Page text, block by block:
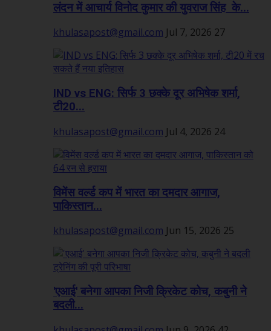
लंदन में आचार्य विनोद कुमार की युवराज सिंह के...
khulasapost@gmail.com Jul 7, 2026 27
IND vs ENG: सिर्फ 3 छक्के दूर अभिषेक शर्मा,
टी20...
khulasapost@gmail.com Jul 4, 2026 24
विमेंस वर्ल्ड कप में भारत का दमदार आगाज,
पाकिस्तान...
khulasapost@gmail.com Jun 15, 2026 25
'एआई' बनेगा आपका निजी क्रिकेट कोच, कबुनी ने
बदली...